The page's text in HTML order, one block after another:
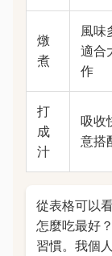
燉
煮
風味
適合
作
打
成
汁
吸收
意搭
從表格可以
怎麼吃最好
習慣。我個